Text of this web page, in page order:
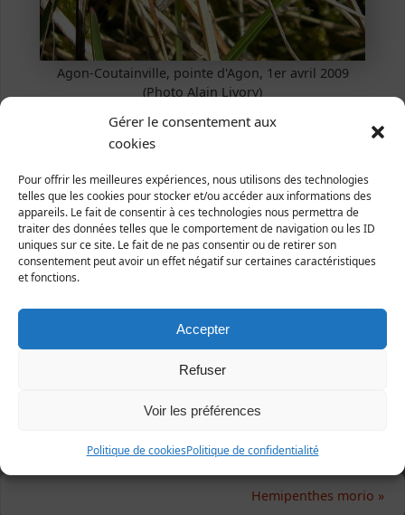
Gérer le consentement aux
cookies
Pour offrir les meilleures expériences, nous utilisons des technologies
telles que les cookies pour stocker et/ou accéder aux informations des
appareils. Le fait de consentir à ces technologies nous permettra de
traiter des données telles que le comportement de navigation ou les ID
uniques sur ce site. Le fait de ne pas consentir ou de retirer son
consentement peut avoir un effet négatif sur certaines caractéristiques
et fonctions.
Accepter
Refuser
Voir les préférences
Politique de cookiesPolitique de confidentialité
Agon-Coutainville, pointe d'Agon, 1er avril 2009
(Photo Alain Livory)
Bombylius majorLinnaeus, 1758
Insecta | Diptera | Bombyliidae
Répartition et statut
Europe : presque toute l'Europe.
France : toute la France.
Manche : le plus connu des bombyllidés, parasite
Hemipenthes morio »